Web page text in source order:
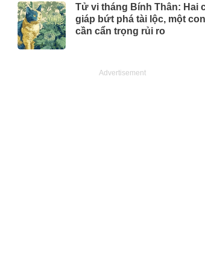
Tử vi tháng Bính Thân: Hai
giáp bứt phá tài lộc, một
cần cẩn trọng rủi ro
Advertisement